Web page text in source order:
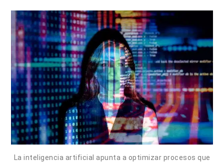
La inteligencia artificial apunta a optimizar procesos que